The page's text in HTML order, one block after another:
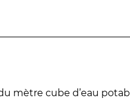
mètre cube d’eau